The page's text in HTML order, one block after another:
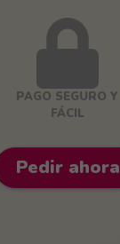
PAGO SEGURO Y
FÁCIL
Pedir ahora